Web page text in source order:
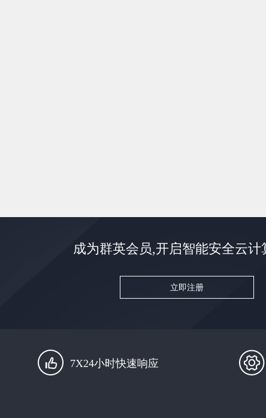
成为群英会员,开启智能安全云计
立即注册
7X24小时快速响应